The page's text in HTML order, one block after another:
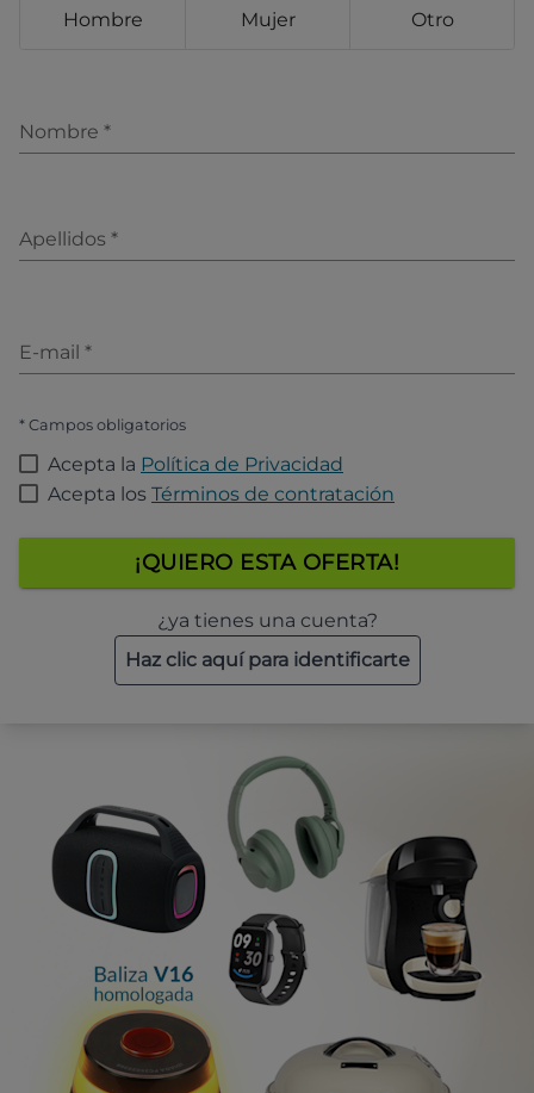
Hombre Mujer Otro
Nombre *
Apellidos *
E-mail *
* Campos obligatorios
Acepta la Política de Privacidad
Acepta los Términos de contratación
¡QUIERO ESTA OFERTA!
¿ya tienes una cuenta?
Haz clic aquí para identificarte